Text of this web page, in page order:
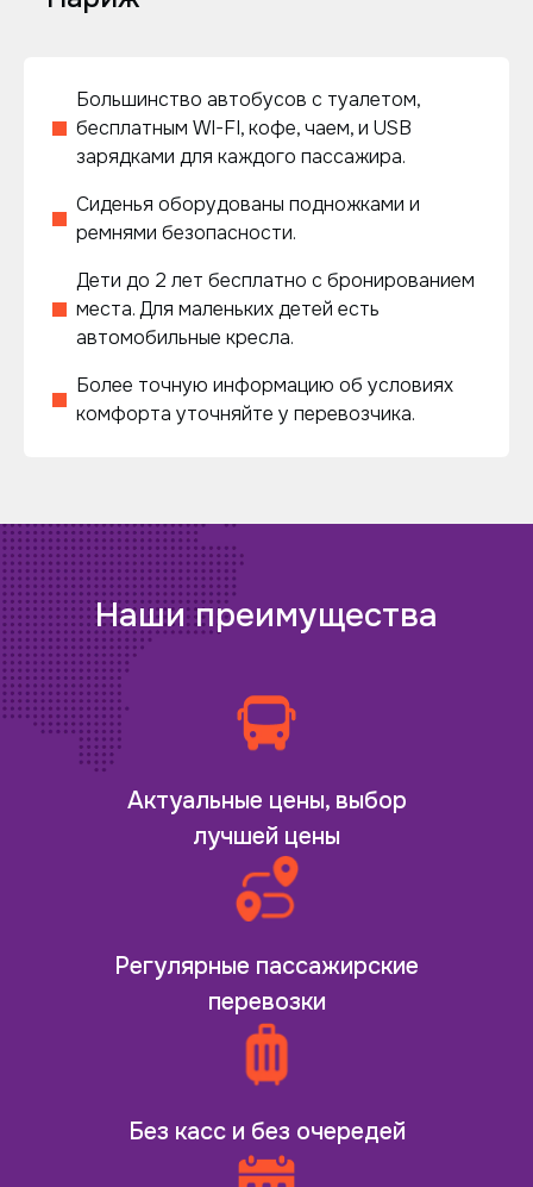
Большинство автобусов с туалетом,
бесплатным WI-FI, кофе, чаем, и USB
зарядками для каждого пассажира.
Сиденья оборудованы подножками и
ремнями безопасности.
Дети до 2 лет бесплатно с бронированием
места. Для маленьких детей есть
автомобильные кресла.
Более точную информацию об условиях
комфорта уточняйте у перевозчика.
Наши преимущества
Актуальные цены, выбор
лучшей цены
Регулярные пассажирские
перевозки
Без касс и без очередей